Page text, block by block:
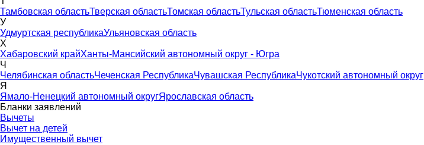
Тамбовская областьТверская областьТомская областьТульская областьТюменская область
У
Удмуртская республикаУльяновская область
Х
Хабаровский крайХанты-Мансийский автономный округ - Югра
Ч
Челябинская областьЧеченская РеспубликаЧувашская РеспубликаЧукотский автономный округ
Я
Ямало-Ненецкий автономный округЯрославская область
Бланки заявлений
Вычеты
Вычет на детей
Имущественный вычет